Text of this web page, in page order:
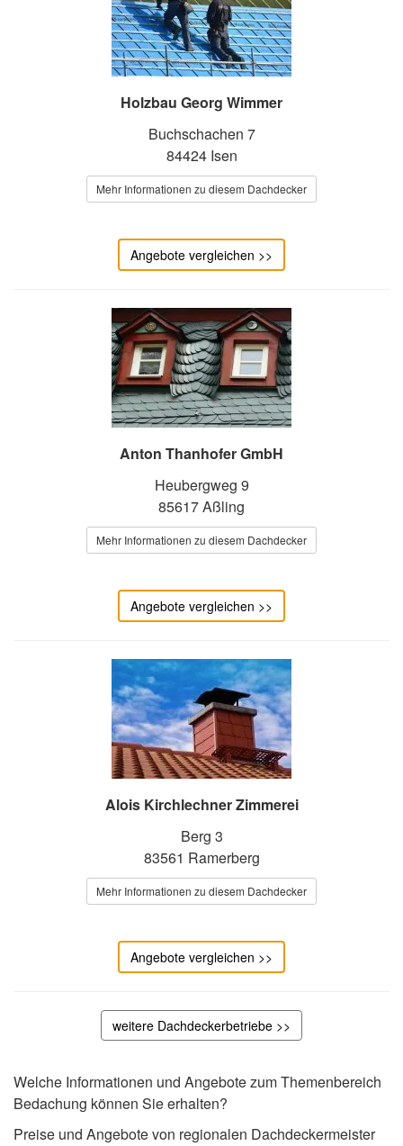
Holzbau Georg Wimmer
Buchschachen 7
84424 Isen
Mehr Informationen zu diesem Dachdecker
Angebote vergleichen >>
Anton Thanhofer GmbH
Heubergweg 9
85617 Aßling
Mehr Informationen zu diesem Dachdecker
Angebote vergleichen >>
Alois Kirchlechner Zimmerei
Berg 3
83561 Ramerberg
Mehr Informationen zu diesem Dachdecker
Angebote vergleichen >>
weitere Dachdeckerbetriebe >>
Welche Informationen und Angebote zum Themenbereich
Bedachung können Sie erhalten?
Preise und Angebote von regionalen Dachdeckermeister